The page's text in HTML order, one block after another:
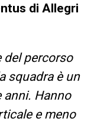
di Allegri
del percorso
squadra è un
anni. Hanno
e meno